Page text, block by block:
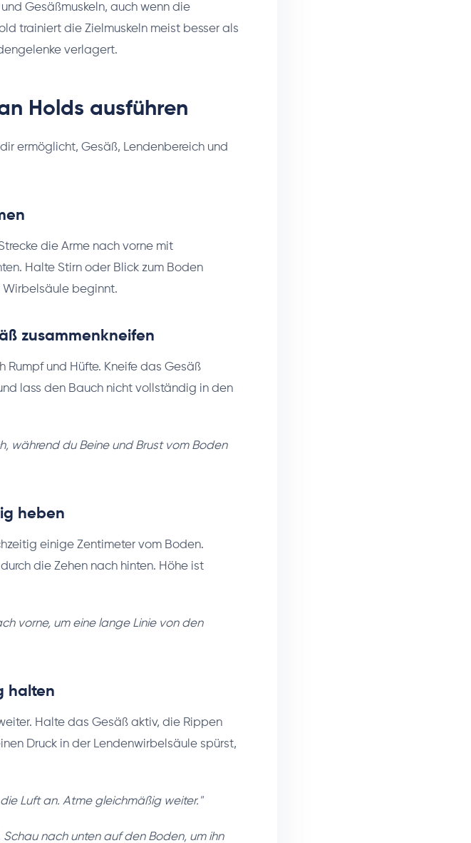
Gesäßmuskeln, auch wenn die
trainiert die Zielmuskeln meist besser als
verlagert.
Holds ausführen
ermöglicht, Gesäß, Lendenbereich und
die Arme nach vorne mit
Halte Stirn oder Blick zum Boden
Wirbelsäule beginnt.
zusammenkneifen
Rumpf und Hüfte. Kneife das Gesäß
lass den Bauch nicht vollständig in den
während du Beine und Brust vom Boden
heben
einige Zentimeter vom Boden.
die Zehen nach hinten. Höhe ist
vorne, um eine lange Linie von den
halten
Halte das Gesäß aktiv, die Rippen
Druck in der Lendenwirbelsäule spürst,
Luft an. Atme gleichmäßig weiter."
nach unten auf den Boden, um ihn